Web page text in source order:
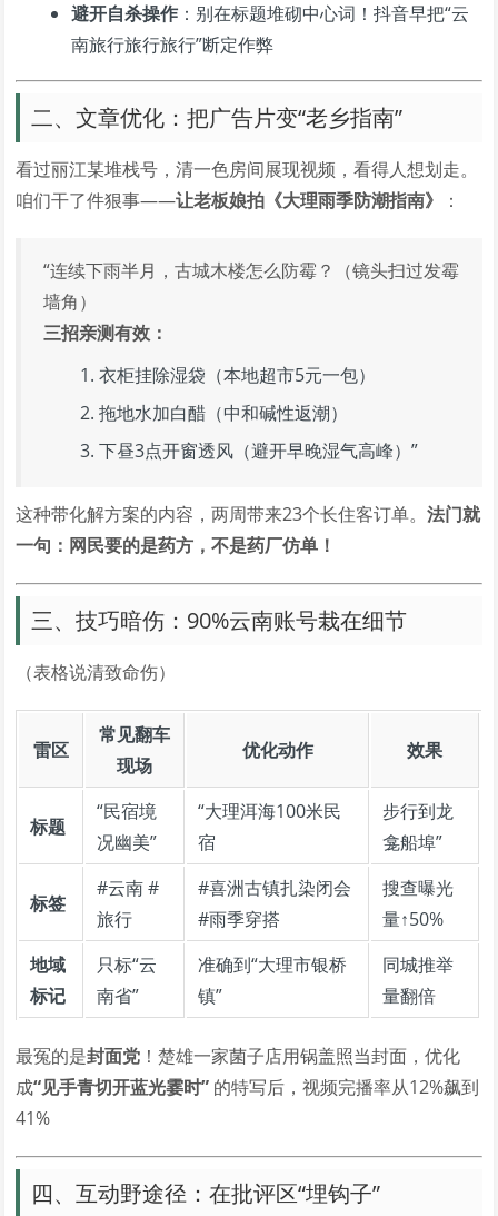
避开自杀操作 ：别在标题堆砌中心词！抖音早把“云
南旅行旅行旅行”断定作弊
二、文章优化：把广告片变“老乡指南”
看过丽江某堆栈号，清一色房间展现视频，看得人想划走。
咱们干了件狠事——让老板娘拍《大理雨季防潮指南》 ：
“连续下雨半月，古城木楼怎么防霉？（镜头扫过发霉
墙角）
三招亲测有效：
衣柜挂除湿袋（本地超市5元一包）
拖地水加白醋（中和碱性返潮）
下昼3点开窗透风（避开早晚湿气高峰）”
这种带化解方案的内容，两周带来23个长住客订单。法门就
一句：网民要的是药方，不是药厂仿单！
三、技巧暗伤：90%云南账号栽在细节
（表格说清致命伤）
雷区
常见翻车
现场
优化动作 效果
标题
“民宿境
况幽美”
“大理洱海100米民
宿
步行到龙
龛船埠”
标签
#云南 #
旅行
#喜洲古镇扎染闭会
#雨季穿搭
搜查曝光
量↑50%
地域
标记
只标“云
南省”
准确到“大理市银桥
镇”
同城推举
量翻倍
最冤的是封面党 ！楚雄一家菌子店用锅盖照当封面，优化
成“见手青切开蓝光霎时” 的特写后，视频完播率从12%飙到
41%
四、互动野途径：在批评区“埋钩子”